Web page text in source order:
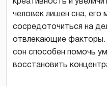
креативность и
человек лишен сна, его
сосредоточиться на
отвлекающие факторы.
сон способен помочь
восстановить